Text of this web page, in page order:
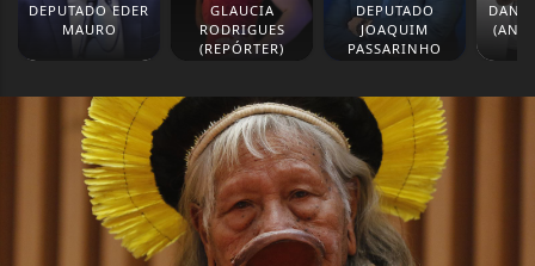
DEPUTADO EDER
MAURO
GLAUCIA
RODRIGUES
(REPÓRTER)
DEPUTADO
JOAQUIM
PASSARINHO